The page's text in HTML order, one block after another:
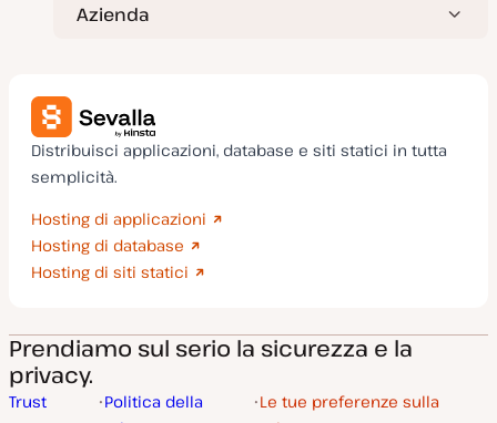
Azienda
Distribuisci applicazioni, database e siti statici in tutta
semplicità.
Hosting di applicazioni
Hosting di database
Hosting di siti statici
Prendiamo sul serio la sicurezza e la
privacy.
Trust
Politica della
Le tue preferenze sulla